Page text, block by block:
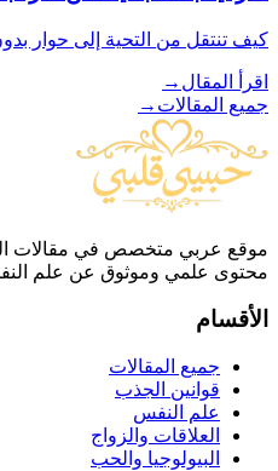
كيف تنتقل من التحية إلى حوار
اقرأ المقال →
جميع المقالات →
موقع عربي متخصص في مقالات
محتوى علمي وموثوق عن علم
الأقسام
جميع المقالات
قوانين الجذب
علم النفس
العلاقات والزواج
البيولوجيا والحب